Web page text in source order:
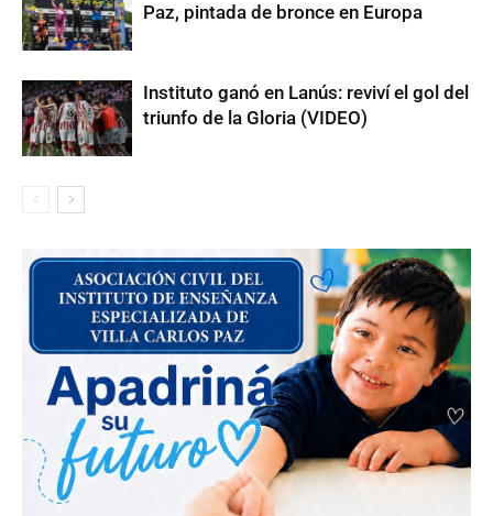
Paz, pintada de bronce en Europa
Instituto ganó en Lanús: reviví el gol del
triunfo de la Gloria (VIDEO)